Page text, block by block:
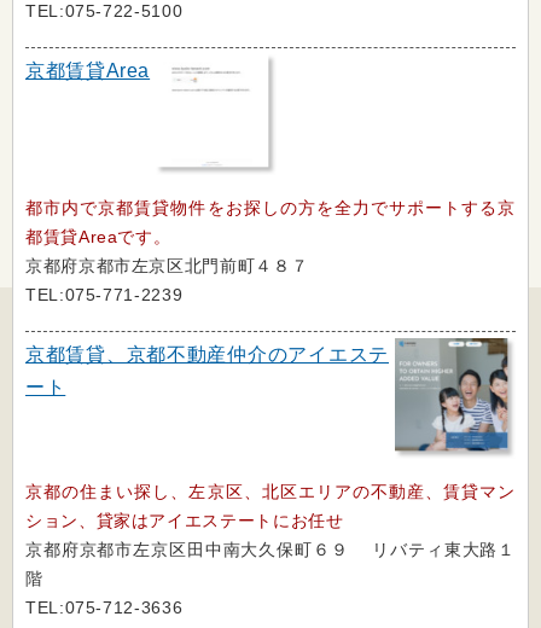
TEL:075-722-5100
京都賃貸Area
都市内で京都賃貸物件をお探しの方を全力でサポートする京
都賃貸Areaです。
京都府京都市左京区北門前町４８７
TEL:075-771-2239
京都賃貸、京都不動産仲介のアイエステ
ート
京都の住まい探し、左京区、北区エリアの不動産、賃貸マン
ション、貸家はアイエステートにお任せ
京都府京都市左京区田中南大久保町６９ リバティ東大路１
階
TEL:075-712-3636